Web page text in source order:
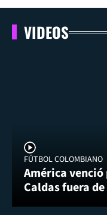
VIDEOS
FÚTBOL COLOMBIANO
América
Caldas fuera de